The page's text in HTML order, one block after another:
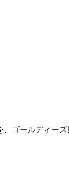
、ゴールディー